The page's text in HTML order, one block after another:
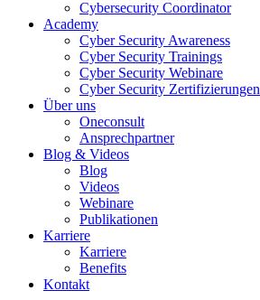
Cybersecurity Coordinator
Academy
Cyber Security Awareness
Cyber Security Trainings
Cyber Security Webinare
Cyber Security Zertifizierungen
Über uns
Oneconsult
Ansprechpartner
Blog & Videos
Blog
Videos
Webinare
Publikationen
Karriere
Karriere
Benefits
Kontakt